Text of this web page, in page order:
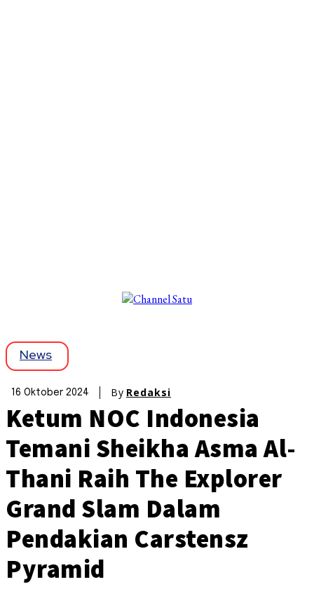
News
16 Oktober 2024 By Redaksi
Ketum NOC Indonesia
Temani Sheikha Asma Al-
Thani Raih The Explorer
Grand Slam Dalam
Pendakian Carstensz
Pyramid